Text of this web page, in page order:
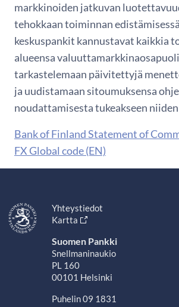
markkinoiden jatkuvan
tehokkaan toiminnan
keskuspankit kannustavat kaikkia
alueensa
tarkastelemaan päivitettyjä
ja uudistamaan sitoumuksensa
noudattamisesta tukeakseen
Bank of Finland Statement of
FX Global code (EN)
Yhteystiedot
Kartta
Suomen Pankki
Snellmaninaukio
PL 160
00101 Helsinki
Puhelin 09 1831